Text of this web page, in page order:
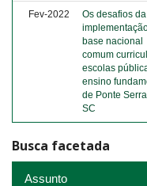
Fev-2022
Os desafios da
base nacional
comum
escolas
ensino
de Ponte
SC
Busca facetada
Assunto